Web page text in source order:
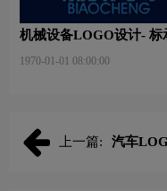
机械设备LOGO设计- 标
1970-01-01 08:00:00
上一篇: 汽车